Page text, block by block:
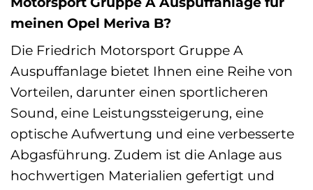
meinen Opel Meriva B?
Die Friedrich Motorsport Gruppe A
Auspuffanlage bietet Ihnen eine Reihe von
Vorteilen, darunter einen sportlicheren
Sound, eine Leistungssteigerung, eine
optische Aufwertung und eine verbesserte
Abgasführung. Zudem ist die Anlage aus
hochwertigen Materialien gefertigt und